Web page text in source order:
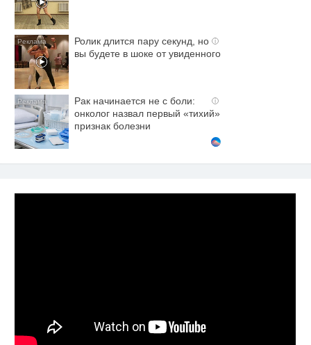
i
Ролик длится пару секунд, но
вы будете в шоке от увиденного
i
Рак начинается не с боли:
онколог назвал первый «тихий»
признак болезни